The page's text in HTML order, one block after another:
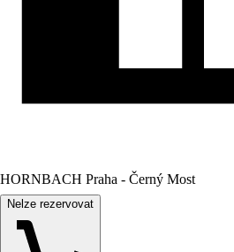
HORNBACH Praha - Černý Most
Nelze rezervovat